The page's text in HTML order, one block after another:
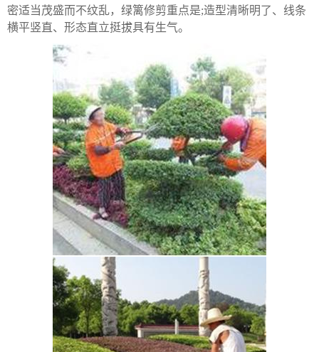
密适当茂盛而不纹乱，绿篱修剪重点是;造型清晰明了、线条
横平竖直、形态直立挺拔具有生气。